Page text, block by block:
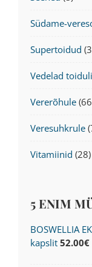
Südame-
Supertoidud
Vedelad
Vererõhule
Veresuhkrule
Vitamiinid (28)
5 ENIM
BOSWELLIA
kapslit 52.00€